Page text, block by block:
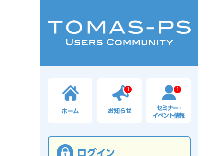
1 1